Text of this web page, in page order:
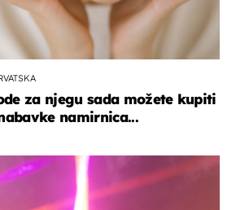
za njegu sada možete kupiti
namirnica...